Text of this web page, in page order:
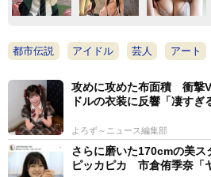
都市伝説 アイドル 芸人 アート
攻めに攻めた布面積 衝撃
ドルの衣装に反響「凄すぎ
よろず～ニュース編集部
さらに磨いた170cmの美
ピッカピカ 市倉侑季奈「